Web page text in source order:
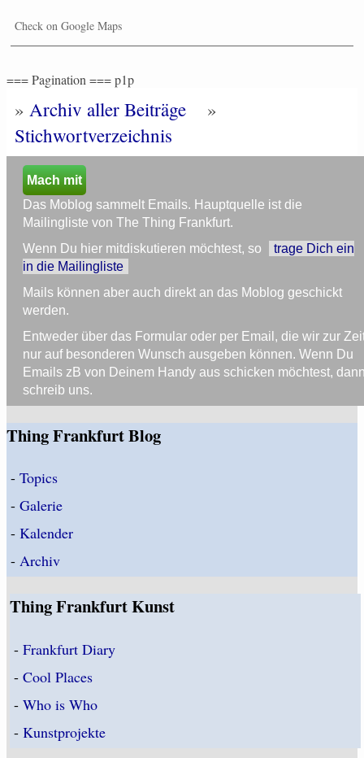
Check on Google Maps
=== Pagination === p1p
» Archiv aller Beiträge
»
Stichwortverzeichnis
Mach mit
Das Moblog sammelt Emails. Hauptquelle ist die
Mailingliste von The Thing Frankfurt.
Wenn Du hier mitdiskutieren möchtest, so
trage Dich ein
in die Mailingliste
Mails können aber auch direkt an das Moblog geschickt
werden.
Entweder über das Formular oder per Email, die wir zur
nur auf besonderen Wunsch ausgeben können. Wenn Du
Emails zB von Deinem Handy aus schicken möchtest,
schreib uns.
Thing Frankfurt Blog
- Topics
- Galerie
- Kalender
- Archiv
Thing Frankfurt Kunst
-Frankfurt Diary
-Cool Places
-Who is Who
-Kunstprojekte